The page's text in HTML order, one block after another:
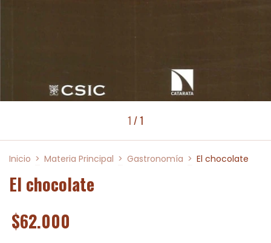
1 /1
Inicio > Materia Principal > Gastronomía > El chocolate
El chocolate
$62.000